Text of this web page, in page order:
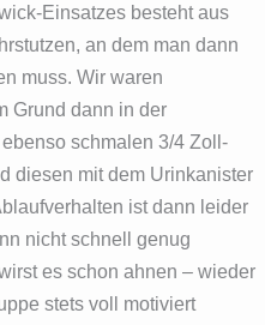
Einsatzes besteht aus
an dem man dann
muss. Wir waren
Grund dann in der
schmalen 3/4 Zoll-
diesen mit dem Urinkanister
ist dann leider
nicht schnell genug
es schon ahnen – wieder
stets voll motiviert